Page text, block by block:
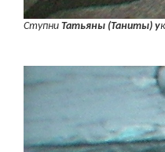
Ступни Татьяны (Таниты) у